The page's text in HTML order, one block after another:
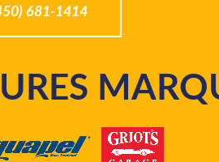
681-1414